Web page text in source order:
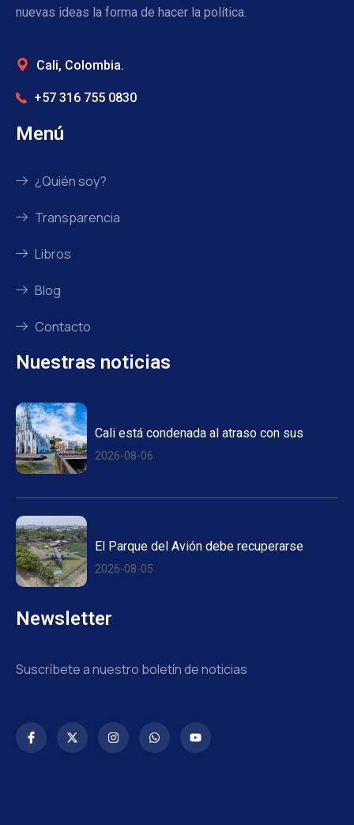
nuevas ideas la forma de hacer la política.
Cali, Colombia.
+57 316 755 0830
Menú
¿Quién soy?
Transparencia
Libros
Blog
Contacto
Nuestras noticias
Cali está condenada al atraso con sus
2026-08-06
El Parque del Avión debe recuperarse
2026-08-05
Newsletter
Suscríbete a nuestro boletín de noticias